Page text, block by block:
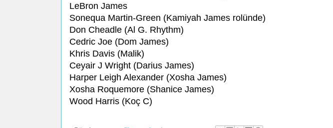
LeBron James
Sonequa Martin-Green (Kamiyah James rolünde)
Don Cheadle (Al G. Rhythm)
Cedric Joe (Dom James)
Khris Davis (Malik)
Ceyair J Wright (Darius James)
Harper Leigh Alexander (Xosha James)
Xosha Roquemore (Shanice James)
Wood Harris (Koç C)